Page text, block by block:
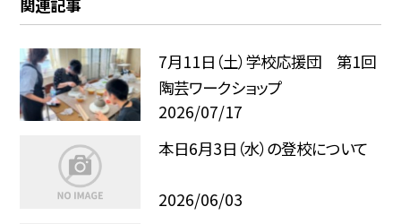
関連記事
7月11日（土）学校応援団 第1回
陶芸ワークショップ
2026/07/17
本日6月3日（水）の登校について
2026/06/03